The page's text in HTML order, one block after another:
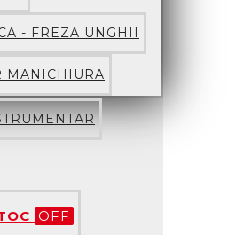
- FREZA UNGHII
MANICHIURA
OFF